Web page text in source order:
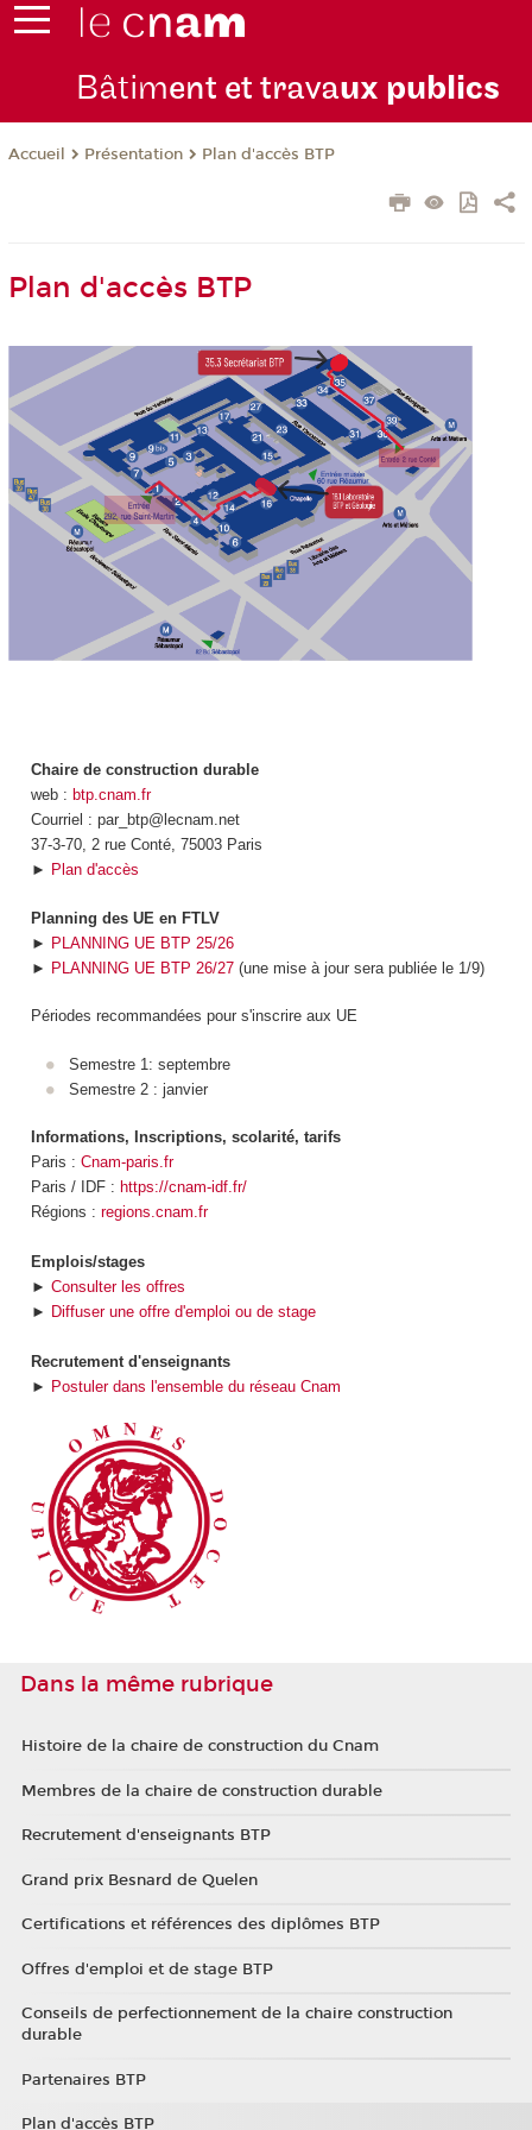
Bâtiment et travaux publics
Accueil Présentation Plan d'accès BTP
Plan d'accès BTP
Chaire de construction durable
web : btp.cnam.fr
Courriel : par_btp@lecnam.net
37-3-70, 2 rue Conté, 75003 Paris
► Plan d'accès
Planning des UE en FTLV
► PLANNING UE BTP 25/26
► PLANNING UE BTP 26/27(une mise à jour sera publiée le 1/9)
Périodes recommandées pour s'inscrire aux UE
Semestre 1: septembre
Semestre 2 : janvier
Informations, Inscriptions, scolarité, tarifs
Paris : Cnam-paris.fr
Paris / IDF : https://cnam-idf.fr/
Régions : regions.cnam.fr
Emplois/stages
► Consulter les offres
► Diffuser une offre d'emploi ou de stage
Recrutement d'enseignants
► Postuler dans l'ensemble du réseau Cnam
Dans la même rubrique
Histoire de la chaire de construction du Cnam
Membres de la chaire de construction durable
Recrutement d'enseignants BTP
Grand prix Besnard de Quelen
Certifications et références des diplômes BTP
Offres d'emploi et de stage BTP
Conseils de perfectionnement de la chaire construction
durable
Partenaires BTP
Plan d'accès BTP